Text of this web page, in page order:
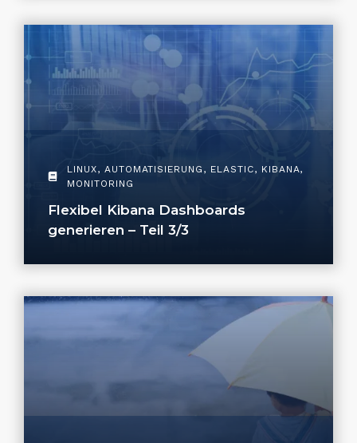
LINUX, AUTOMATISIERUNG , ELASTIC, KIBANA,
MONITORING
Flexibel Kibana Dashboards
generieren – Teil 3/3